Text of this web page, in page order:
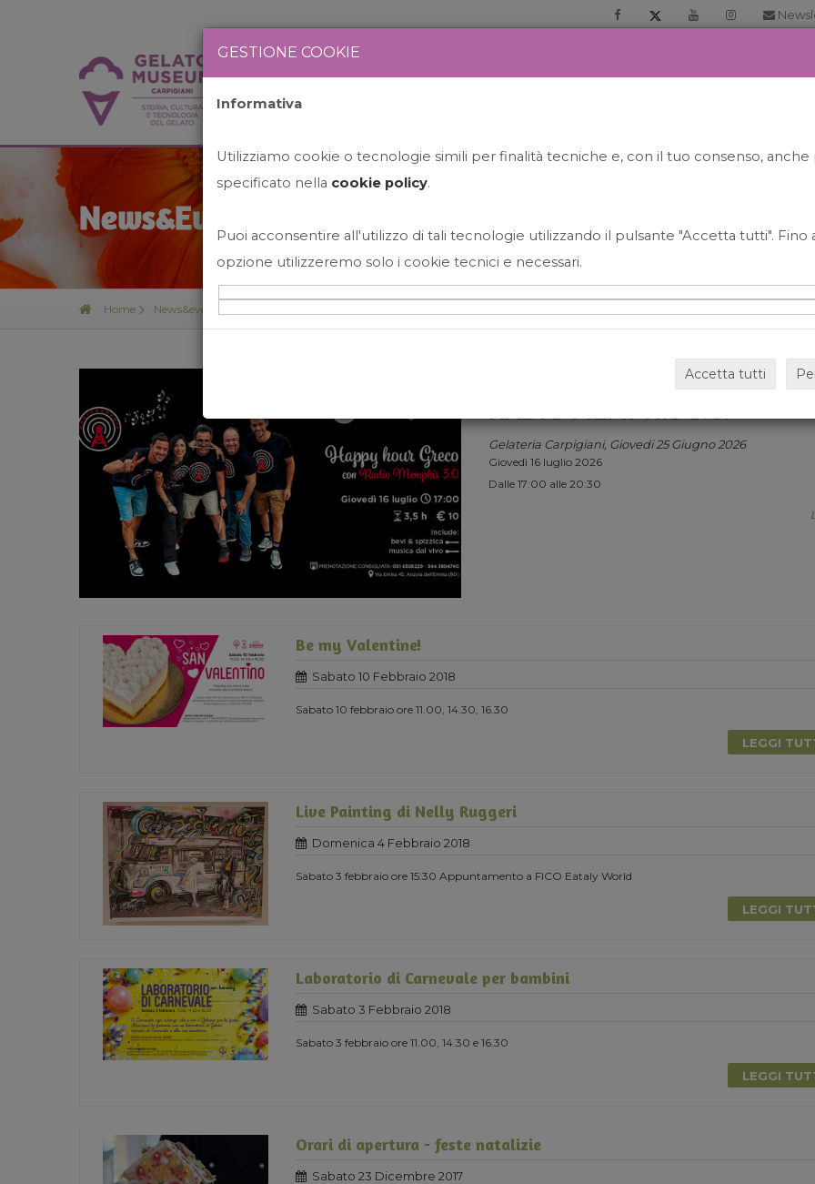
News&Events
Home News&events
HAPPY HOUR GRECO CON
RADIO MEMPHIS 3.0.
Gelateria Carpigiani, Giovedi 25 Giugno 2026
Giovedì 16 luglio 2026
Dalle 17:00 alle 20:30
Be my Valentine!
Sabato 10 Febbraio 2018
Sabato 10 febbraio ore 11.00, 14.30, 16.30
LEGGI
Live Painting di Nelly Ruggeri
Domenica 4 Febbraio 2018
Sabato 3 febbraio ore 15:30 Appuntamento a FICO Eataly World
LEGGI
Laboratorio di Carnevale per bambini
Sabato 3 Febbraio 2018
Sabato 3 febbraio ore 11.00, 14.30 e 16.30
LEGGI
Orari di apertura - feste natalizie
Sabato 23 Dicembre 2017
GESTIONE COOKIE
Informativa
Utilizziamo cookie o tecnologie simili per finalità tecniche e, con il tuo consenso,
specificato nella cookie policy.
Puoi acconsentire all'utilizzo di tali tecnologie utilizzando il pulsante "Accetta tutti". Fino
opzione utilizzeremo solo i cookie tecnici e necessari.
Accetta tutti